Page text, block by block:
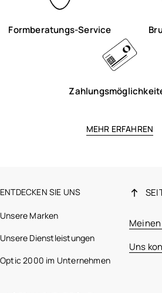
Formberatungs-Service
MEHR ERFAHREN
ENTDECKEN SIE UNS
Unsere Marken
Unsere Dienstleistungen
Optic 2000 im Unternehmen
Uns